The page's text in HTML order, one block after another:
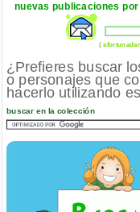
nuevas publicaciones por
(
¿Prefieres buscar
o personajes que
hacerlo utilizando
buscar en la colección